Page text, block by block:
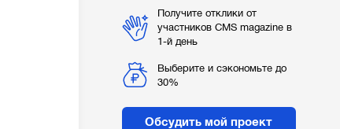
Получите отклики от
участников CMS magazine в
1-й день
Выберите и сэкономьте до
30%
Обсудить мой проект